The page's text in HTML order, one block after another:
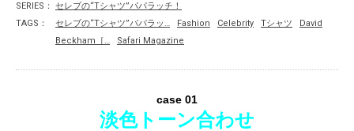
SERIES：
セレブの“Tシャツ”パパラッチ！
TAGS：
セレブの“Tシャツ”パパラッ… Fashion Celebrity Tシャツ
David
Beckham［…
Safari Magazine
case 01
淡色トーン合わせ